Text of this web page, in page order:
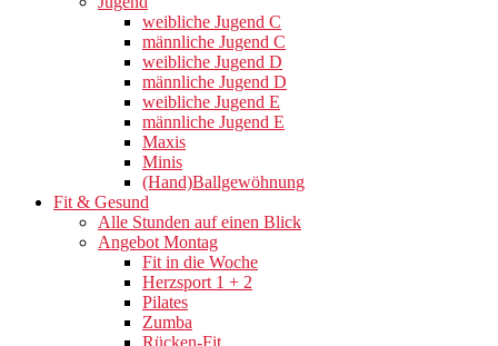
weibliche Jugend C
männliche Jugend C
weibliche Jugend D
männliche Jugend D
weibliche Jugend E
männliche Jugend E
Maxis
Minis
(Hand)Ballgewöhnung
Fit & Gesund
Alle Stunden auf einen Blick
Angebot Montag
Fit in die Woche
Herzsport 1 + 2
Pilates
Zumba
Rücken-Fit